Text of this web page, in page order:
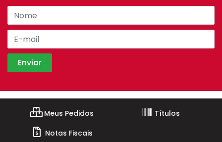
Meus Pedidos
Títulos
Notas Fiscais